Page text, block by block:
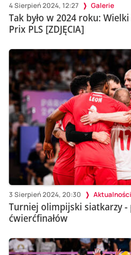
4 Sierpień 2024, 12:27 Galerie
Tak było w 2024 roku: Wielki
Prix PLS [ZDJĘCIA]
3 Sierpień 2024, 20:30 Aktualności
Turniej olimpijski siatkarzy -
ćwierćfinałów